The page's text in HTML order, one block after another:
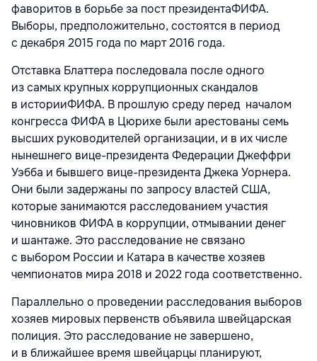
фаворитов в борьбе за пост президентаФИФА.
Выборы, предположительно, состоятся в период
с декабря 2015 года по март 2016 года.
Отставка Блаттера последовала после одного
из самых крупных коррупционных скандалов
в историиФИФА. В прошлую среду перед началом
конгресса ФИФА в Цюрихе были арестованы семь
высших руководителей организации, и в их числе
нынешнего вице-президента Федерации Джеффри
Уэбба и бывшего вице-президента Джека Уорнера.
Они были задержаны по запросу властей США,
которые занимаются расследованием участия
чиновников ФИФА в коррупции, отмывании денег
и шантаже. Это расследование не связано
с выбором России и Катара в качестве хозяев
чемпионатов мира 2018 и 2022 года соответственно.
Параллельно о проведении расследования выборов
хозяев мировых первенств объявила швейцарская
полиция. Это расследование не завершено,
и в ближайшее время швейцарцы планируют,